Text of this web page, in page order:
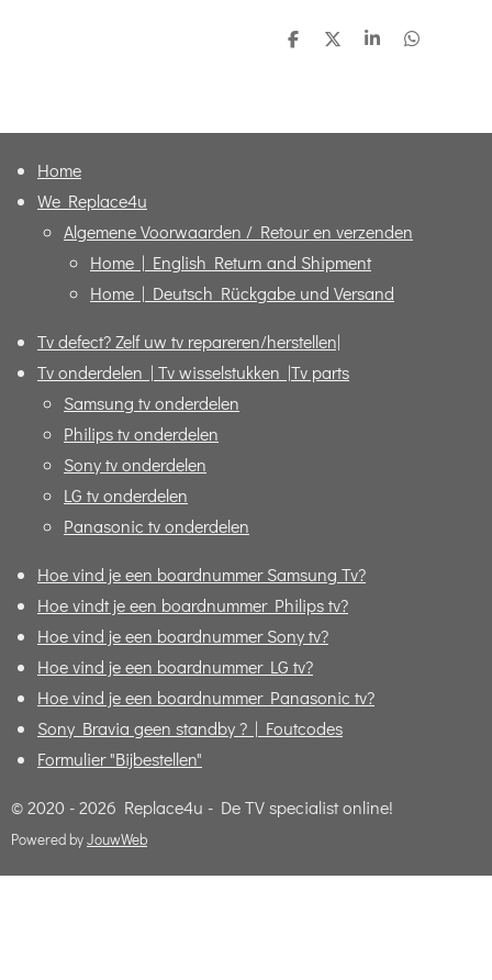
D
D
S
D
Home
We Replace4u
Algemene Voorwaarden / Retour en verzenden
Home | English Return and Shipment
Home | Deutsch Rückgabe und Versand
Tv defect? Zelf uw tv repareren/herstellen|
Tv onderdelen | Tv wisselstukken |Tv parts
Samsung tv onderdelen
Philips tv onderdelen
Sony tv onderdelen
LG tv onderdelen
Panasonic tv onderdelen
Hoe vind je een boardnummer Samsung Tv?
Hoe vindt je een boardnummer Philips tv?
Hoe vind je een boardnummer Sony tv?
Hoe vind je een boardnummer LG tv?
Hoe vind je een boardnummer Panasonic tv?
Sony Bravia geen standby ? | Foutcodes
Formulier "Bijbestellen"
© 2020 - 2026 Replace4u - De TV specialist online!
Powered byJouwWeb